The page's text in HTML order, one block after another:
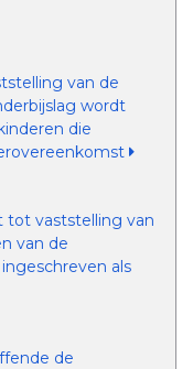
van de
wordt
die
tot vaststelling van
van de
als
de